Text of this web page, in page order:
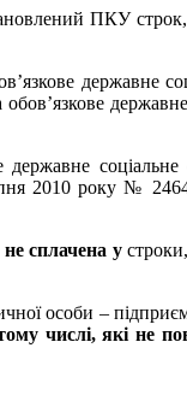
ПКУ
державне
державне
2010 року №
сплачена у
особи –
числі, які не